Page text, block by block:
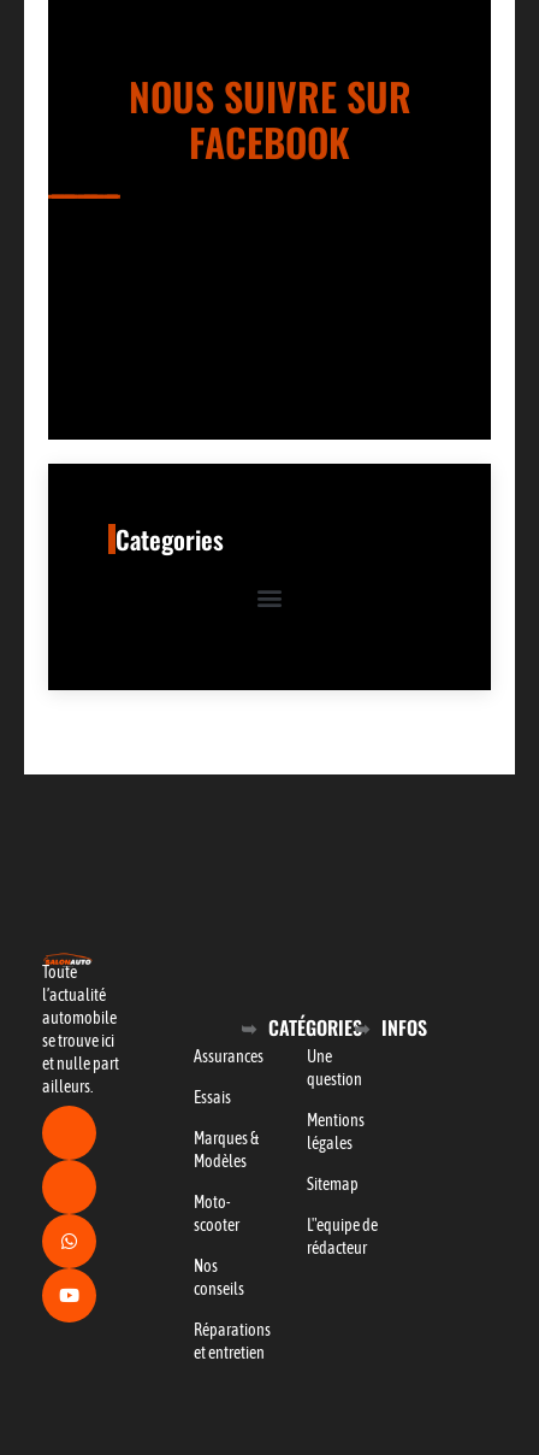
NOUS SUIVRE SUR
FACEBOOK
Categories
Toute
l’actualité
automobile
se trouve ici
et nulle part
ailleurs.
CATÉGORIES
Assurances
Essais
Marques &
Modèles
Moto-
scooter
Nos
conseils
Réparations
et entretien
INFOS
Une
question
Mentions
légales
Sitemap
L"equipe de
rédacteur